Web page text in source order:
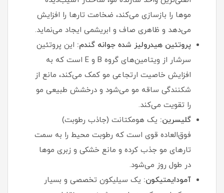
موها را بازسازی می‌کند، ضخامت تارها را افزایش
می‌دهد و ظاهری صاف و ابریشمی ایجاد می‌نماید.
پروتئین هیدرولیز شده جوانه گندم: این پروتئین
سرشار از ویتامین‌های گروه B و E است که به
افزایش خاصیت ارتجاعی مو کمک می‌کند، مانع از
شکنندگی ساقه مو می‌شود و درخشش طبیعی مو
را تقویت می‌کند.
گلیسرین: یک هومکتانت (جاذب رطوبت)
فوق‌العاده قوی است که رطوبت محیط را به سمت
تارهای مو جذب کرده و مانع خشکی و زبری موها
در طول روز می‌شود.
آمودایمتیکون: یک سیلیکون تخصصی و بسیار